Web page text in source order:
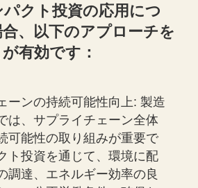
クト投資の応用につ
、以下のアプローチを
有効です：
ーンの持続可能性向上: 製造
は、サプライチェーン全体
可能性の取り組みが重要で
ト投資を通じて、環境に配
調達、エネルギー効率の良